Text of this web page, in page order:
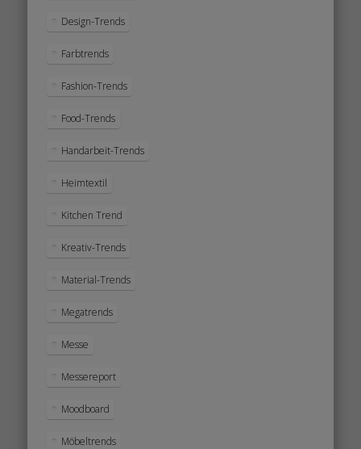
Design-Trends
Farbtrends
Fashion-Trends
Food-Trends
Handarbeit-Trends
Heimtextil
Kitchen Trend
Kreativ-Trends
Material-Trends
Megatrends
Messe
Messereport
Moodboard
Möbeltrends